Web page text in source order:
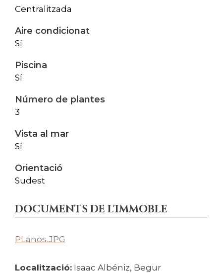
Centralitzada
Aire condicionat
Sí
Piscina
Sí
Número de plantes
3
Vista al mar
Sí
Orientació
Sudest
DOCUMENTS DE L'IMMOBLE
PLanos.JPG
Localització: Isaac Albéniz, Begur